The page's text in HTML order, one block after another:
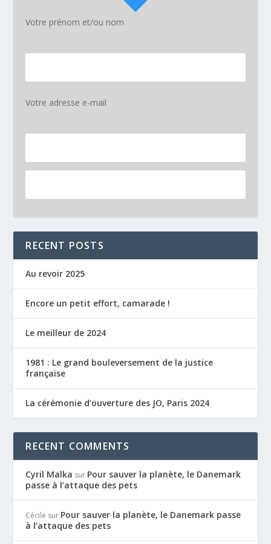
Votre prénom et/ou nom
Votre adresse e-mail
RECENT POSTS
Au revoir 2025
Encore un petit effort, camarade !
Le meilleur de 2024
1981 : Le grand bouleversement de la justice
française
La cérémonie d’ouverture des JO, Paris 2024
RECENT COMMENTS
Cyril Malka sur Pour sauver la planète, le Danemark
passe à l’attaque des pets
Cécile sur Pour sauver la planète, le Danemark passe
à l’attaque des pets